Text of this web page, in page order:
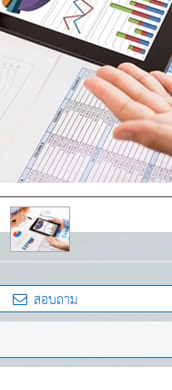
สอบถาม